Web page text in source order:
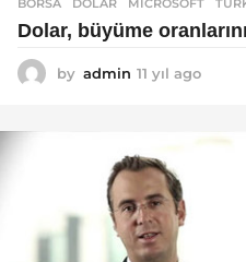
BORSA DOLAR ,MICROSOFT ,
Dolar, büyüme
by admin 11 yıl ago